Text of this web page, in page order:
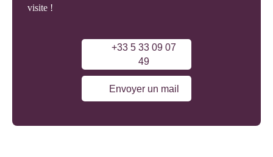
visite !
+33 5 33 09 07
49
Envoyer un mail